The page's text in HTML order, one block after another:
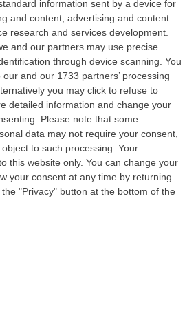
information sent by a device for
and content, advertising and content
research and services development.
and our partners may use precise
through device scanning. You
and our 1733 partners’ processing
you may click to refuse to
detailed information and change your
Please note that some
data may not require your consent,
to such processing. Your
this website only. You can change your
your consent at any time by returning
"Privacy" button at the bottom of the
Paltrinieri a Cosenza
Paltrinieri, medaglia d’oro
stile libero conquistata